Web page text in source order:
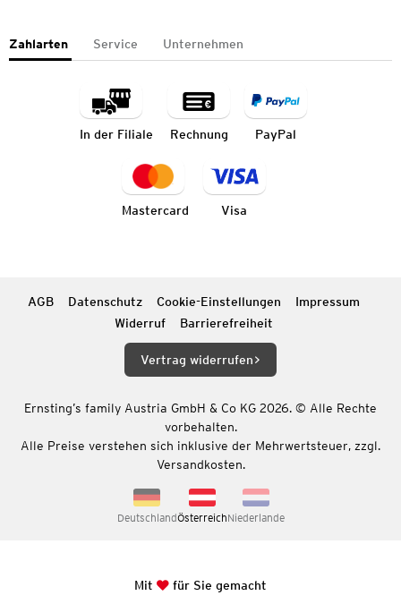
Zahlarten Service Unternehmen
In der Filiale Rechnung PayPal
Mastercard Visa
AGB Datenschutz Cookie-Einstellungen
Impressum
Widerruf
Barrierefreiheit
Vertrag widerrufen
Ernsting’s family Austria GmbH & Co KG 2026. © Alle Rechte
vorbehalten.
Alle Preise verstehen sich inklusive der Mehrwertsteuer, zzgl.
Versandkosten.
DeutschlandÖsterreichNiederlande
Mit für Sie gemacht